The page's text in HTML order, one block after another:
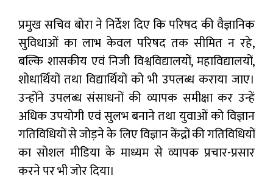
प्रमुख सचिव बोरा ने निर्देश दिए कि परिषद की वैज्ञानिक
सुविधाओं का लाभ केवल परिषद तक सीमित न रहे,
बल्कि शासकीय एवं निजी विश्वविद्यालयों, महाविद्यालयों,
शोधार्थियों तथा विद्यार्थियों को भी उपलब्ध कराया जाए।
उन्होंने उपलब्ध संसाधनों की व्यापक समीक्षा कर उन्हें
अधिक उपयोगी एवं सुलभ बनाने तथा युवाओं को विज्ञान
गतिविधियों से जोड़ने के लिए विज्ञान केंद्रों की गतिविधियों
का सोशल मीडिया के माध्यम से व्यापक प्रचार-प्रसार
करने पर भी जोर दिया।